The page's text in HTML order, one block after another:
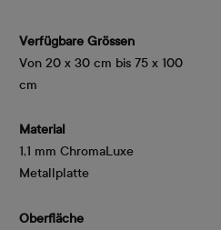
Verfügbare Grössen
Von 20 x 30 cm bis 75 x 100
cm
Material
1,1 mm ChromaLuxe
Metallplatte
Oberfläche